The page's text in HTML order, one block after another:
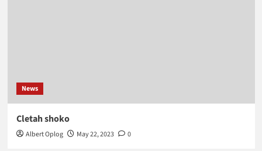
News
Cletah shoko
Albert Oplog May 22, 2023 0